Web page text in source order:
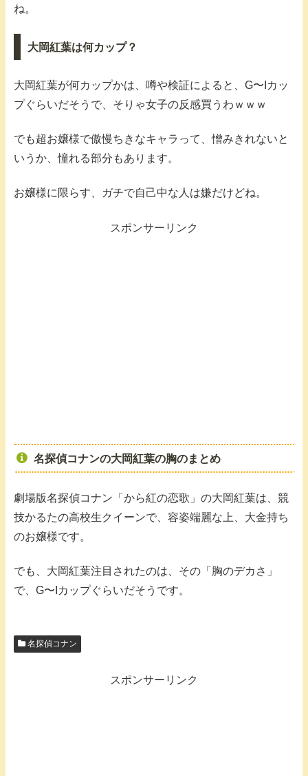
ね。
大岡紅葉は何カップ？
大岡紅葉が何カップかは、噂や検証によると、G〜Iカッ
プぐらいだそうで、そりゃ女子の反感買うわｗｗｗ
でも超お嬢様で傲慢ちきなキャラって、憎みきれないと
いうか、憧れる部分もあります。
お嬢様に限らす、ガチで自己中な人は嫌だけどね。
スポンサーリンク
名探偵コナンの大岡紅葉の胸のまとめ
劇場版名探偵コナン「から紅の恋歌」の大岡紅葉は、競
技かるたの高校生クイーンで、容姿端麗な上、大金持ち
のお嬢様です。
でも、大岡紅葉注目されたのは、その「胸のデカさ」
で、G〜Iカップぐらいだそうです。
名探偵コナン
スポンサーリンク